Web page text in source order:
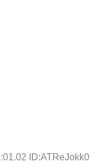
ID:ATReJokk0